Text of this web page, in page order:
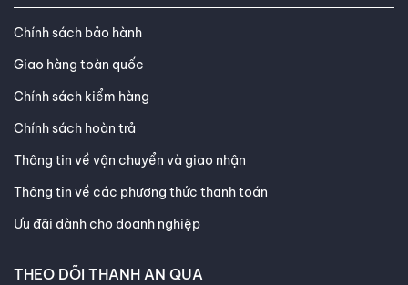
Chính sách bảo hành
Giao hàng toàn quốc
Chính sách kiểm hàng
Chính sách hoàn trả
Thông tin về vận chuyển và giao nhận
Thông tin về các phương thức thanh toán
Ưu đãi dành cho doanh nghiệp
THEO DÕI THANH AN QUA